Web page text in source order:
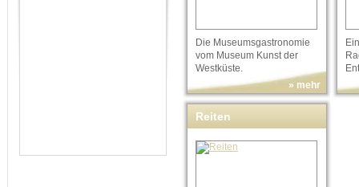
Die Museumsgastronomie
vom Museum Kunst der
Westküste.
» mehr
Reiten